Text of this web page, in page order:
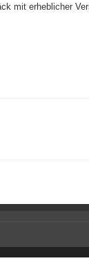
mit erheblicher